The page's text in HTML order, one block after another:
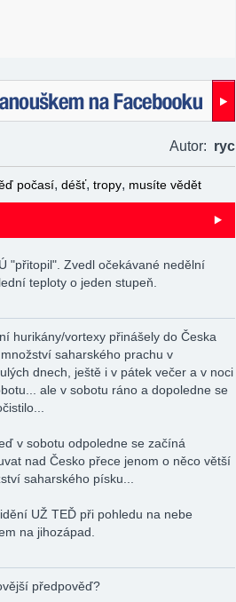
Autor: ryc
počasí, déšť, tropy, musíte vědět
"přitopil". Zvedl očekávané nedělní
teploty o jeden stupeň.
hurikány/vortexy přinášely do Česka
saharského prachu v
dnech, ještě i v pátek večer a v noci
ale v sobotu ráno a dopoledne se
v sobotu odpoledne se začíná
nad Česko přece jenom o něco větší
saharského písku...
UŽ TEĎ při pohledu na nebe
na jihozápad.
předpověď?